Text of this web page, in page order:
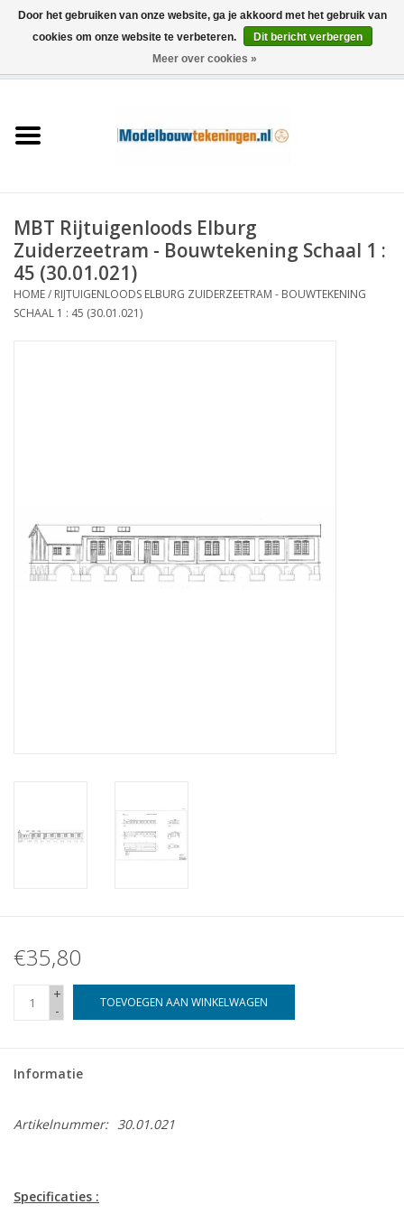
Schepen
Houtbouw
Scenery
NIEUWE TIJDSCHRIFTEN
MBT Rijtuigenloods Elburg
Zuiderzeetram - Bouwtekening Schaal 1 :
45 (30.01.021)
HOME/ RIJTUIGENLOODS ELBURG ZUIDERZEETRAM - BOUWTEKENING
SCHAAL 1 : 45 (30.01.021)
€35,80
+
-
TOEVOEGEN AAN WINKELWAGEN
Informatie
Artikelnummer: 30.01.021
Specificaties :
Door het gebruiken van onze website, ga je akkoord met het gebruik van
cookies om onze website te verbeteren.
Dit bericht verbergen
Meer over cookies »